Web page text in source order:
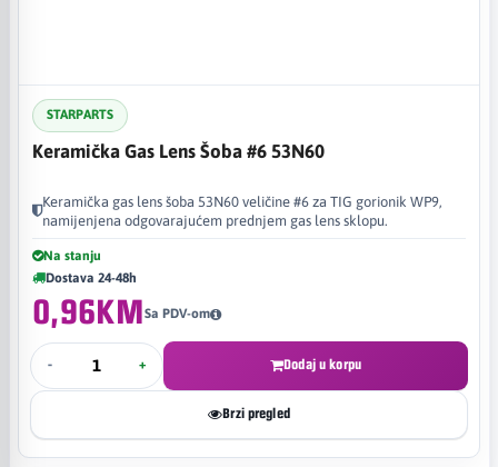
STARPARTS
Keramička Gas Lens Šoba #6 53N60
Keramička gas lens šoba 53N60 veličine #6 za TIG gorionik WP9,
namijenjena odgovarajućem prednjem gas lens sklopu.
Na stanju
Dostava 24-48h
0,96KMSa PDV-om
- + Dodaj u korpu
Brzi pregled